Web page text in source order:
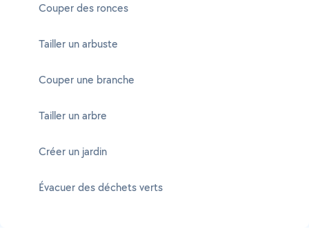
Couper des ronces
Tailler un arbuste
Couper une branche
Tailler un arbre
Créer un jardin
Évacuer des déchets verts